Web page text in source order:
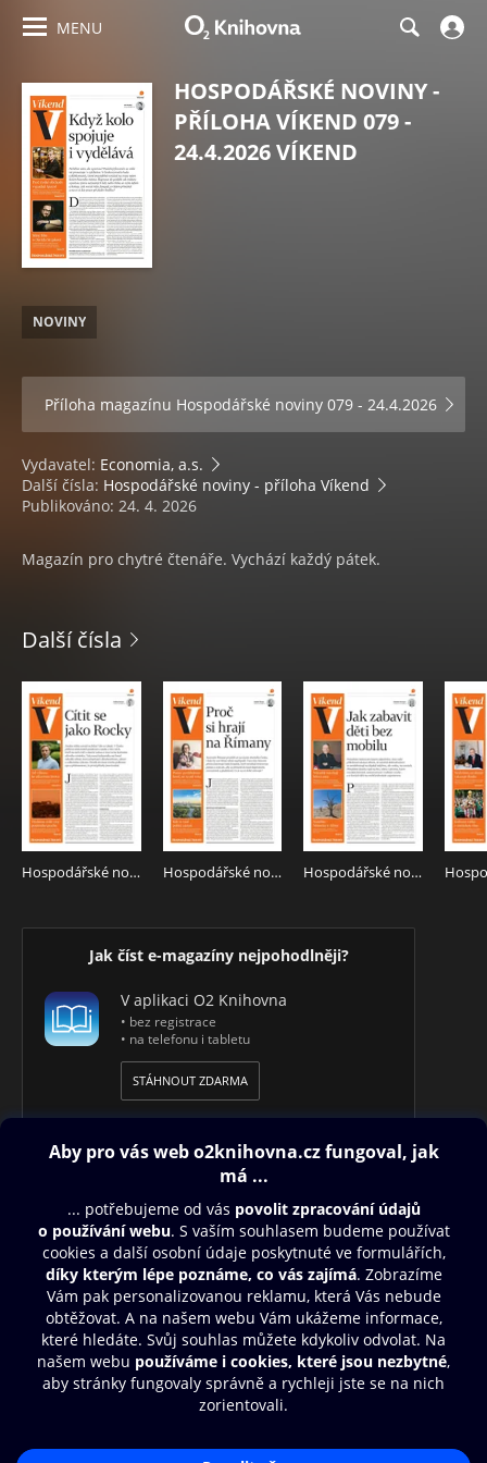
MENU
HOSPODÁŘSKÉ NOVINY -
PŘÍLOHA VÍKEND 079 -
24.4.2026 VÍKEND
NOVINY
Příloha magazínu Hospodářské noviny 079 - 24.4.2026
Vydavatel: Economia, a.s.
Další čísla: Hospodářské noviny - příloha Víkend
Publikováno: 24. 4. 2026
Magazín pro chytré čtenáře. Vychází každý pátek.
Další čísla
Hospodářské noviny - příloha Víkend 151 - 7.8.2026 Víkend Hospodářské noviny - příloha Víkend 146 - 31.7.2026 Víkend Hospodářské noviny - příloha Víkend 141 - 24.7.2026 Víkend
Jak číst e-magazíny nejpohodlněji?
V aplikaci O2 Knihovna
• bez registrace
• na telefonu i tabletu
STÁHNOUT ZDARMA
Obsah ke stažení
Moje O2 Knihovna
Další zábava
© O2 Czech Republic a.s.